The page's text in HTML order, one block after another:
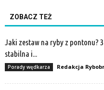
ZOBACZ TEŻ
Jaki zestaw na ryby z pontonu?
stabilna i...
Porady wędkarza Redakcja